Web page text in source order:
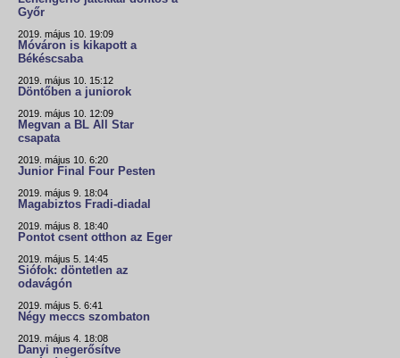
Győr
2019. május 10. 19:09
Móváron is kikapott a
Békéscsaba
2019. május 10. 15:12
Döntőben a juniorok
2019. május 10. 12:09
Megvan a BL All Star
csapata
2019. május 10. 6:20
Junior Final Four Pesten
2019. május 9. 18:04
Magabiztos Fradi-diadal
2019. május 8. 18:40
Pontot csent otthon az Eger
2019. május 5. 14:45
Siófok: döntetlen az
odavágón
2019. május 5. 6:41
Négy meccs szombaton
2019. május 4. 18:08
Danyi megerősítve